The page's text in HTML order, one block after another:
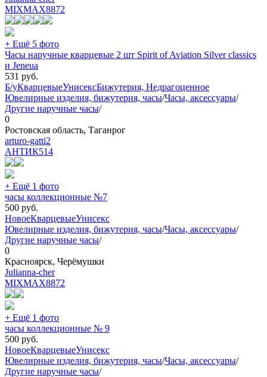
MIXMAX8872
+ Ещё 5 фото
Часы наручные кварцевые 2 шт Spirit of Aviation Silver classics
и Jeneua
531 руб.
Б/уКварцевыеУнисексБижутерия, Недрагоценное
Ювелирные изделия, бижутерия, часы/Часы, аксессуары/
Другие наручные часы/
0
Ростовская область, Таганрог
arturo-gatti2
АНТИК514
+ Ещё 1 фото
часы коллекционные №7
500 руб.
НовоеКварцевыеУнисекс
Ювелирные изделия, бижутерия, часы/Часы, аксессуары/
Другие наручные часы/
0
Красноярск, Черёмушки
Julianna-cher
MIXMAX8872
+ Ещё 1 фото
часы коллекционные № 9
500 руб.
НовоеКварцевыеУнисекс
Ювелирные изделия, бижутерия, часы/Часы, аксессуары/
Другие наручные часы/